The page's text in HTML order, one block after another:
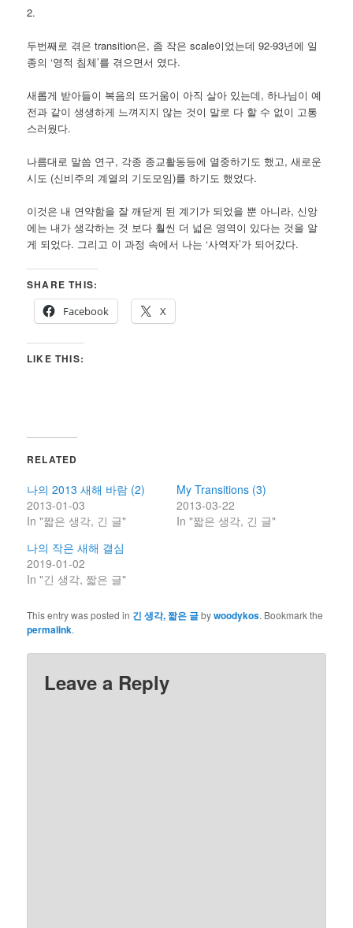
2.
두번째로 겪은 transition은, 좀 작은 scale이었는데 92-93년에 일
종의 ‘영적 침체’를 겪으면서 였다.
새롭게 받아들이 복음의 뜨거움이 아직 살아 있는데, 하나님이 예
전과 같이 생생하게 느껴지지 않는 것이 말로 다 할 수 없이 고통
스러웠다.
나름대로 말씀 연구, 각종 종교활동등에 열중하기도 했고, 새로운
시도 (신비주의 계열의 기도모임)를 하기도 했었다.
이것은 내 연약함을 잘 깨닫게 된 계기가 되었을 뿐 아니라, 신앙
에는 내가 생각하는 것 보다 훨씬 더 넓은 영역이 있다는 것을 알
게 되었다. 그리고 이 과정 속에서 나는 ‘사역자’가 되어갔다.
SHARE THIS:
Facebook
X
LIKE THIS:
RELATED
나의 2013 새해 바람 (2)
2013-01-03
In "짧은 생각, 긴 글"
My Transitions (3)
2013-03-22
In "짧은 생각, 긴 글"
나의 작은 새해 결심
2019-01-02
In "긴 생각, 짧은 글"
This entry was posted in 긴 생각, 짧은 글bywoodykos. Bookmark the
permalink.
Leave a Reply